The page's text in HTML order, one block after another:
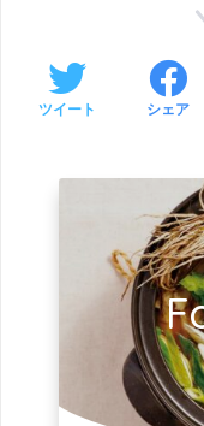
ツイート シェア